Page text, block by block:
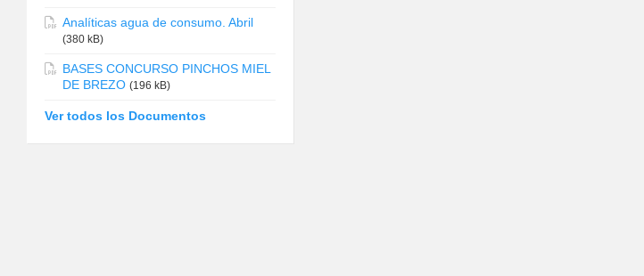
Analíticas agua de consumo. Abril
(380 kB)
BASES CONCURSO PINCHOS MIEL
DE BREZO (196 kB)
Ver todos los Documentos